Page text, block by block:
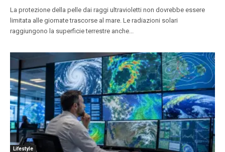
La protezione della pelle dai raggi ultravioletti non dovrebbe essere
limitata alle giornate trascorse al mare. Le radiazioni solari
raggiungono la superficie terrestre anche...
Lifestyle